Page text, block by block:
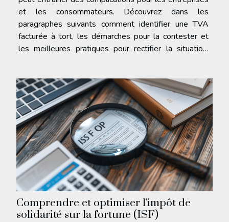
et les consommateurs. Découvrez dans les
paragraphes suivants comment identifier une TVA
facturée à tort, les démarches pour la contester et
les meilleures pratiques pour rectifier la situation,
Comprendre et optimiser l'impôt de
solidarité sur la fortune (ISF)